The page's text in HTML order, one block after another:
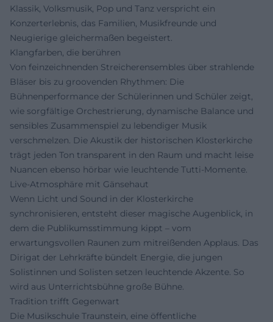
Klassik, Volksmusik, Pop und Tanz verspricht ein
Konzerterlebnis, das Familien, Musikfreunde und
Neugierige gleichermaßen begeistert.
Klangfarben, die berühren
Von feinzeichnenden Streicherensembles über strahlende
Bläser bis zu groovenden Rhythmen: Die
Bühnenperformance der Schülerinnen und Schüler zeigt,
wie sorgfältige Orchestrierung, dynamische Balance und
sensibles Zusammenspiel zu lebendiger Musik
verschmelzen. Die Akustik der historischen Klosterkirche
trägt jeden Ton transparent in den Raum und macht leise
Nuancen ebenso hörbar wie leuchtende Tutti-Momente.
Live-Atmosphäre mit Gänsehaut
Wenn Licht und Sound in der Klosterkirche
synchronisieren, entsteht dieser magische Augenblick, in
dem die Publikumsstimmung kippt – vom
erwartungsvollen Raunen zum mitreißenden Applaus. Das
Dirigat der Lehrkräfte bündelt Energie, die jungen
Solistinnen und Solisten setzen leuchtende Akzente. So
wird aus Unterrichtsbühne große Bühne.
Tradition trifft Gegenwart
Die Musikschule Traunstein, eine öffentliche